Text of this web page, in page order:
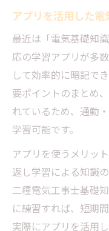
アプリを活用した
最近は「電気基礎知
応の学習アプリが多
して効率的に暗記で
要ポイントのまとめ
れているため、通勤
学習可能です。
アプリを使うメリッ
返し学習による知識
二種電気工事士基礎
に練習すれば、短期